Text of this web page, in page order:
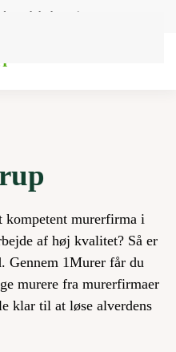
og lokal service
kompetent murerfirma i
af høj kvalitet? Så er
Gennem 1Murer får du
murere fra murerfirmaer
klar til at løse alverdens